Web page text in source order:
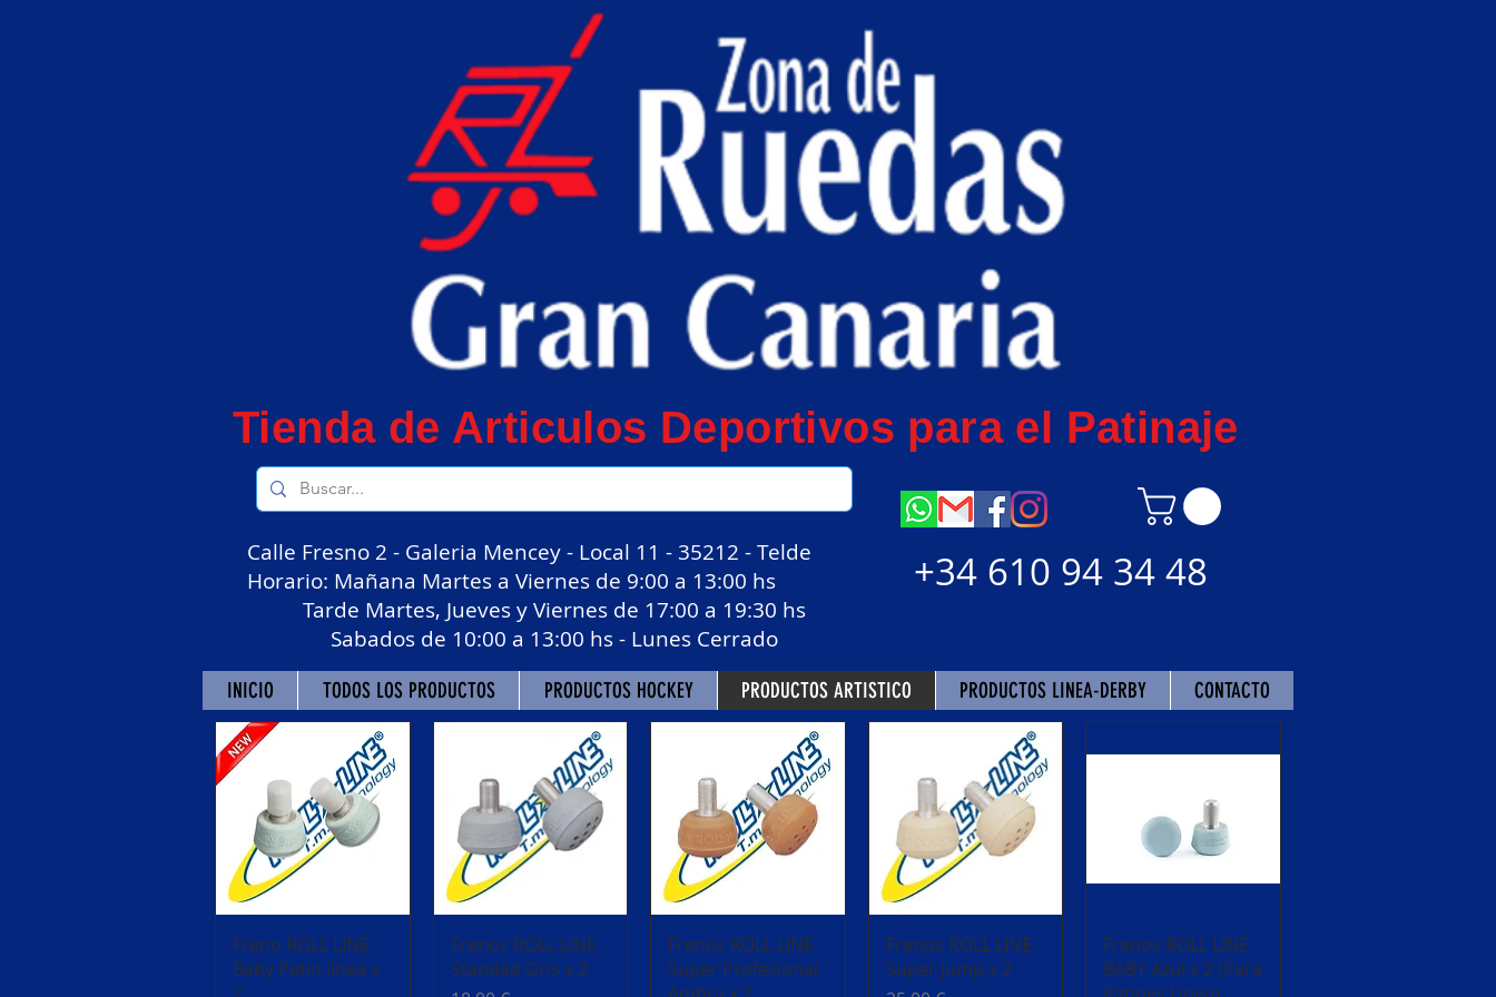
Tienda de Articulos Deportivos para el Patinaje
Calle Fresno 2 - Galeria Mencey - Local 11 - 35212 - Telde
Horario: Mañana Martes a Viernes de 9:00 a 13:00 hs
Tarde Martes, Jueves y Viernes de 17:00 a 19:30 hs
Sabados de 10:00 a 13:00 hs - Lunes Cerrado
+34 610 94 34 48
INICIO TODOS LOS PRODUCTOS PRODUCTOS HOCKEY PRODUCTOS ARTISTICO PRODUCTOS LINEA-DERBY CONTACTO
Vista rápida
Freno ROLL LINE
Baby Patin linea x
Vista rápida
Frenos ROLL LINE
Standad Gris x 2
Vista rápida
Frenos ROLL LINE
Super Profesional
Vista rápida
Frenos ROLL LINE
Super Jump x 2
Vista rápida
Frenos ROLL LINE
BABY Azul x 2 (Para